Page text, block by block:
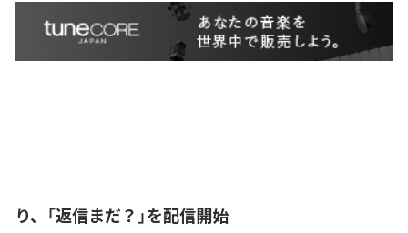
り、「返信まだ？」を配信開始